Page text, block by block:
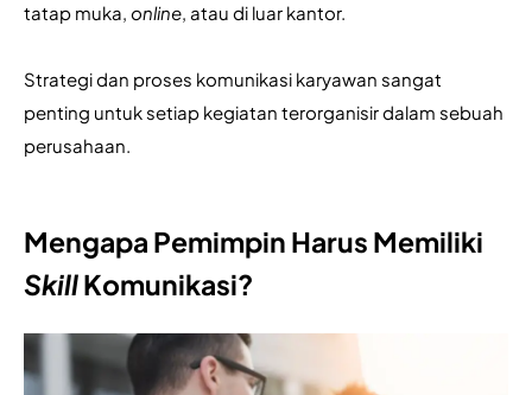
tatap muka, online, atau di luar kantor.
Strategi dan proses komunikasi karyawan sangat
penting untuk setiap kegiatan terorganisir dalam sebuah
perusahaan.
Mengapa Pemimpin Harus Memiliki
SkillKomunikasi?